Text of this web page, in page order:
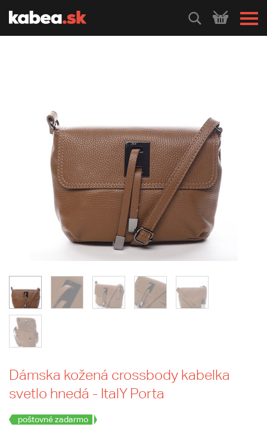
HLEDEJ
Dámska kožená crossbody kabelka
svetlo hnedá - ItalY Porta
poštovné zadarmo